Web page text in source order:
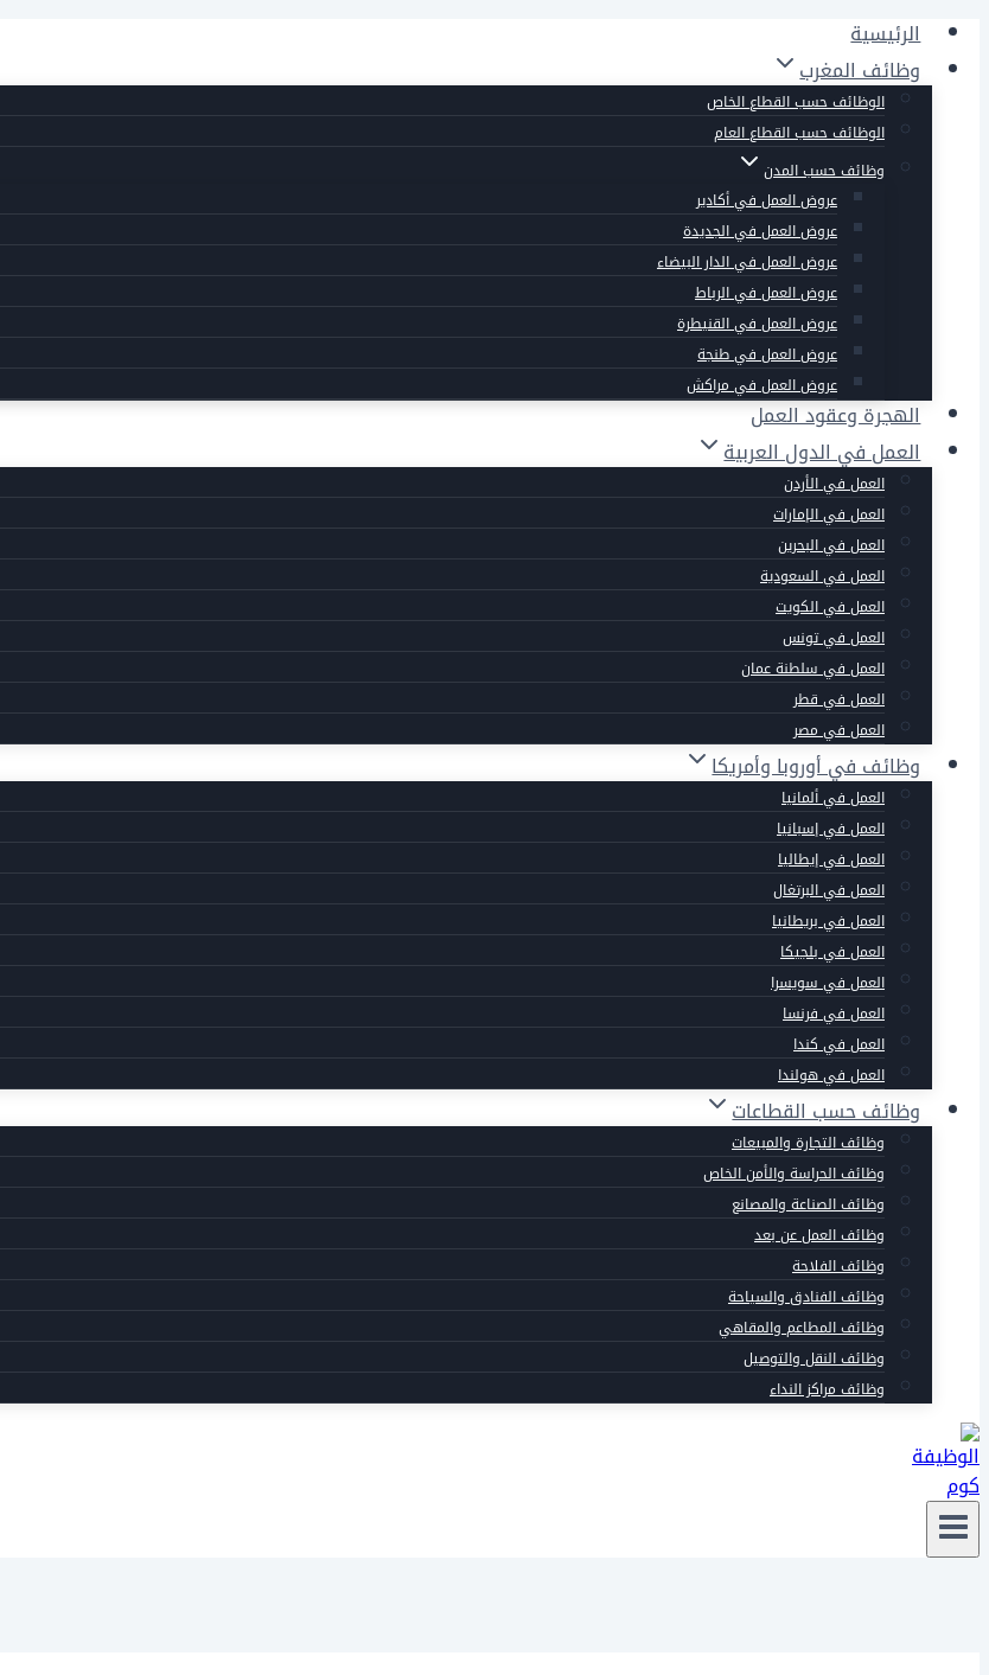
التجاوز
إلى
المحتوى
الرئيسية
وظائف المغرب
الوظائف حسب القطاع الخاص
الوظائف حسب القطاع العام
وظائف حسب المدن
عروض العمل في أكادير
عروض العمل في الجديدة
عروض العمل في الدار البيضاء
عروض العمل في الرباط
عروض العمل في القنيطرة
عروض العمل في طنجة
عروض العمل في مراكش
الهجرة وعقود العمل
العمل في الدول العربية
العمل في الأردن
العمل في الإمارات
العمل في البحرين
العمل في السعودية
العمل في الكويت
العمل في تونس
العمل في سلطنة عمان
العمل في قطر
العمل في مصر
وظائف في أوروبا وأمريكا
العمل في ألمانيا
العمل في إسبانيا
العمل في إيطاليا
العمل في البرتغال
العمل في بريطانيا
العمل في بلجيكا
العمل في سويسرا
العمل في فرنسا
العمل في كندا
العمل في هولندا
وظائف حسب القطاعات
وظائف التجارة والمبيعات
وظائف الحراسة والأمن الخاص
وظائف الصناعة والمصانع
وظائف العمل عن بعد
وظائف الفلاحة
وظائف الفنادق والسياحة
وظائف المطاعم والمقاهي
وظائف النقل والتوصيل
وظائف مراكز النداء